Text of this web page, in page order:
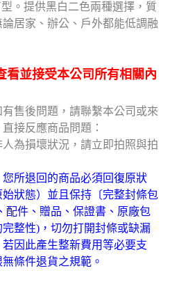
。提供黑白二色兩種選擇，質
居家、辦公、戶外都能低調融
看並接受本公司所有相關內
售後問題，請聯繫本公司或來
接反應商品問題：
為損壞狀況，請立即拍照與拍
所退回的商品必須回復原狀
始狀態）並且保持〔完整封條包
配件、贈品、保證書、原廠包
整性)，切勿打開封條或缺漏
因此產生整新費用等必要支
條件退貨之規範。